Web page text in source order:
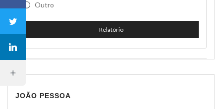
Outro
Relatório
JOÃO PESSOA